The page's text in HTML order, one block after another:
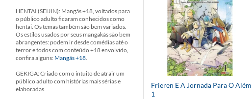
HENTAI (SEIJIN): Mangás +18, voltados para
o público adulto ficaram conhecidos como
hentai. Os temas também são bem variados.
Os estilos usados por seus mangakás são bem
abrangentes: podem ir desde comédias até o
terror e todos com conteúdo +18 envolvido,
confira alguns: Mangás +18.
GEKIGA: Criado com o intuito de atrair um
público adulto com histórias mais sérias e
elaboradas.
Frieren E A Jornada Para O Além
1